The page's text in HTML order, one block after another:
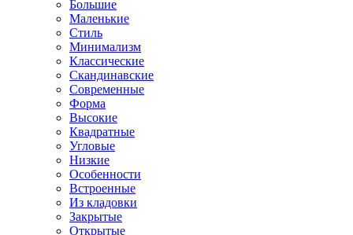
Большие
Маленькие
Стиль
Минимализм
Классические
Скандинавские
Современные
Форма
Высокие
Квадратные
Угловые
Низкие
Особенности
Встроенные
Из кладовки
Закрытые
Открытые